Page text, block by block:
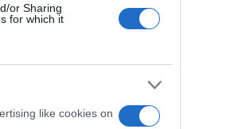
or Sharing
for which it
like cookies on